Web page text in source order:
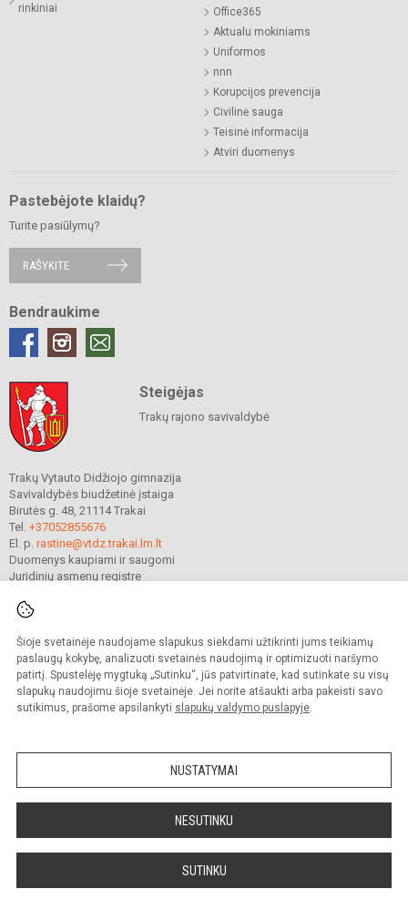
Šioje svetainėje naudojame slapukus siekdami užtikrinti jums teikiamų
paslaugų kokybę, analizuoti svetainės naudojimą ir optimizuoti naršymo
patirtį. Spustelėję mygtuką „Sutinku“, jūs patvirtinate, kad sutinkate su visų
slapukų naudojimu šioje svetainėje. Jei norite atšaukti arba pakeisti savo
sutikimus, prašome apsilankyti slapukų valdymo puslapyje.
NUSTATYMAI
NESUTINKU
SUTINKU
rinkiniai
Office365
Aktualu mokiniams
Uniformos
nnn
Korupcijos prevencija
Civilinė sauga
Teisinė informacija
Atviri duomenys
Pastebėjote klaidų?
Turite pasiūlymų?
RAŠYKITE
Bendraukime
Steigėjas
Trakų rajono savivaldybė
Trakų Vytauto Didžiojo gimnazija
Savivaldybės biudžetinė įstaiga
Birutės g. 48, 21114 Trakai
Tel. +37052855676
El. p. rastine@vtdz.trakai.lm.lt
Duomenys kaupiami ir saugomi
Juridinių asmenų registre
© 2021. Trakų Vytauto Didžiojo gimnazija. Visos teisės saugomos.
Kopijuoti turinį be raštiško gimnazijos sutikimo griežtai draudžiama.
Prieinamumo paraiška Slapukų valdymas